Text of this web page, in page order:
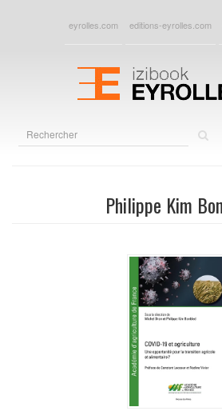
eyrolles.com editions-eyrolles.com
Philippe Kim